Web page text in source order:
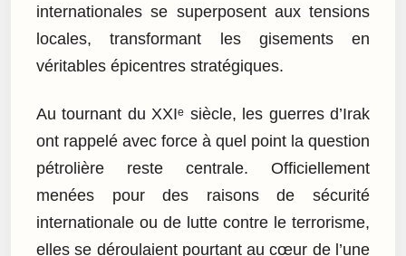
internationales se superposent aux tensions
locales, transformant les gisements en
véritables épicentres stratégiques.
Au tournant du XXIᵉ siècle, les guerres d’Irak
ont rappelé avec force à quel point la question
pétrolière reste centrale. Officiellement
menées pour des raisons de sécurité
internationale ou de lutte contre le terrorisme,
elles se déroulaient pourtant au cœur de l’une